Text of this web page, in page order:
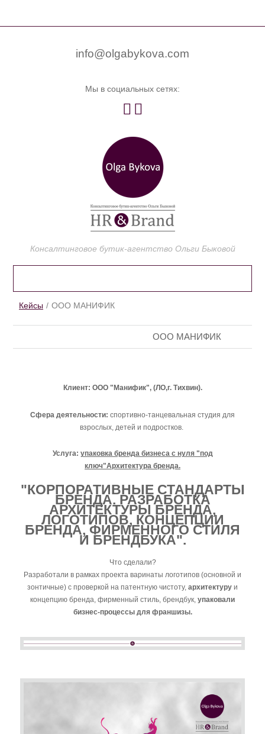
info@olgabykova.com
Мы в социальных сетях:
 
Консалтинговое бутик-агентство Ольги Быковой
Кейсы ООО МАНИФИК
ООО МАНИФИК
Клиент: ООО "Манифик", (ЛО,г. Тихвин).
Сфера деятельности: спортивно-танцевальная студия для
взрослых, детей и подростков.
Услуга: упаковка бренда бизнеса с нуля "под
ключ"Архитектура бренда.
"КОРПОРАТИВНЫЕ СТАНДАРТЫ
БРЕНДА. РАЗРАБОТКА
АРХИТЕКТУРЫ БРЕНДА,
ЛОГОТИПОВ, КОНЦЕПЦИИ
БРЕНДА, ФИРМЕННОГО СТИЛЯ
И БРЕНДБУКА".
Что сделали?
Разработали в рамках проекта варинаты логотипов (основной и
зонтичные) с проверкой на патентную чистоту, архитектуру и
концепцию бренда, фирменный стиль, брендбук, упаковали
бизнес-процессы для франшизы.